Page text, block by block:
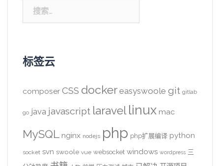
索：
标签云
composer CSS docker easyswoole git gitlab
go java javascript laravel linux mac
MySQL nginx nodejs php php扩展编译 python
socket svn swoole vue websocket windows wordpress 三